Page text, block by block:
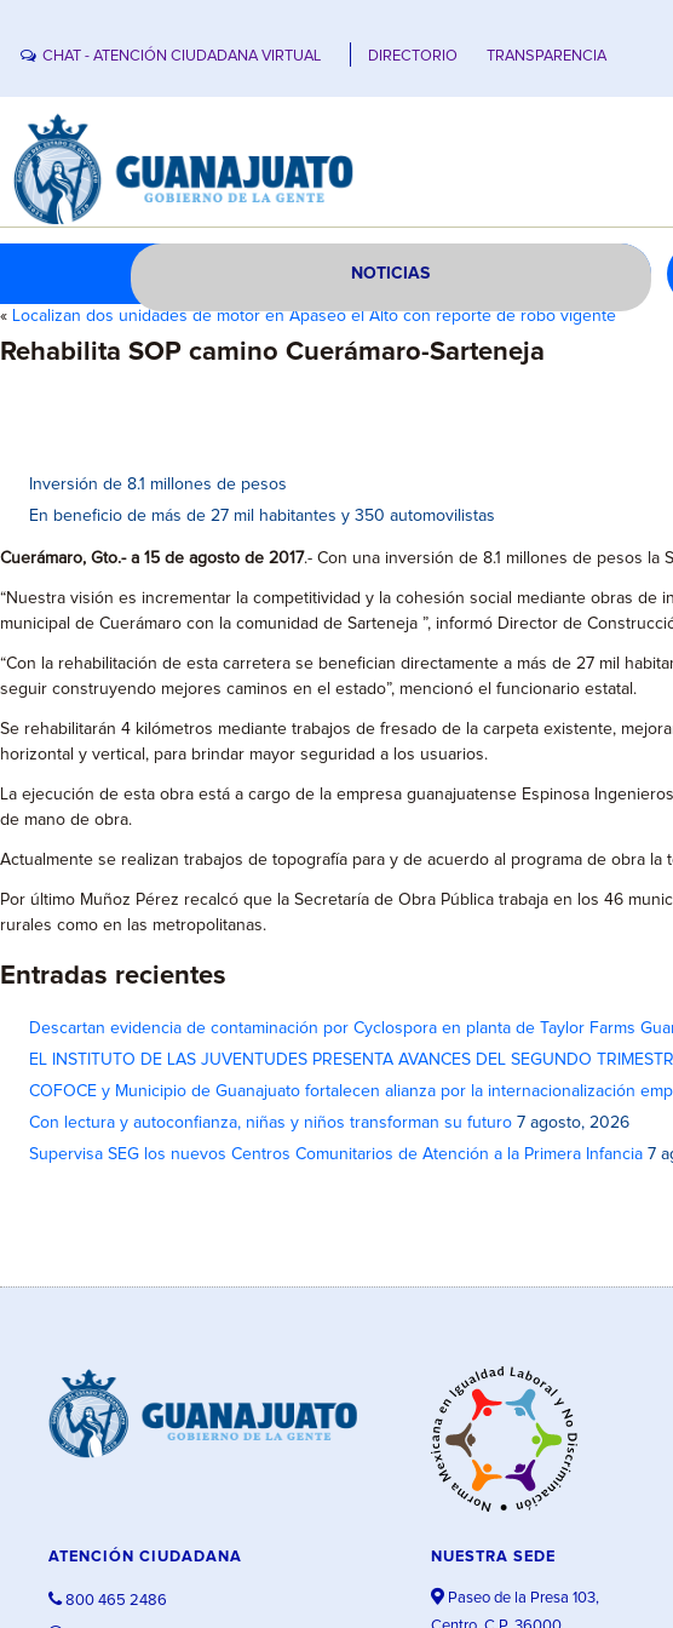
CHAT - ATENCIÓN CIUDADANA VIRTUAL DIRECTORIO TRANSPARENCIA
NOTICIAS
« Localizan dos unidades de motor en Apaseo el Alto con reporte de robo vigente
Rehabilita SOP camino Cuerámaro-Sarteneja
Inversión de 8.1 millones de pesos
En beneficio de más de 27 mil habitantes y 350 automovilistas
Cuerámaro, Gto.- a 15 de agosto de 2017.- Con una inversión de 8.1 millones de pesos la
“Nuestra visión es incrementar la competitividad y la cohesión social mediante obras
municipal de Cuerámaro con la comunidad de Sarteneja ”, informó Director de
“Con la rehabilitación de esta carretera se benefician directamente a más de 27 mil
seguir construyendo mejores caminos en el estado”, mencionó el funcionario estatal.
Se rehabilitarán 4 kilómetros mediante trabajos de fresado de la carpeta existente,
horizontal y vertical, para brindar mayor seguridad a los usuarios.
La ejecución de esta obra está a cargo de la empresa guanajuatense Espinosa
de mano de obra.
Actualmente se realizan trabajos de topografía para y de acuerdo al programa de obra
Por último Muñoz Pérez recalcó que la Secretaría de Obra Pública trabaja en los 46
rurales como en las metropolitanas.
Entradas recientes
Descartan evidencia de contaminación por Cyclospora en planta de Taylor Farms
EL INSTITUTO DE LAS JUVENTUDES PRESENTA AVANCES DEL SEGUNDO
COFOCE y Municipio de Guanajuato fortalecen alianza por la internacionalización
Con lectura y autoconfianza, niñas y niños transforman su futuro 7 agosto, 2026
Supervisa SEG los nuevos Centros Comunitarios de Atención a la Primera Infancia 7
ATENCIÓN CIUDADANA
800 465 2486
NUESTRA SEDE
Paseo de la Presa 103,